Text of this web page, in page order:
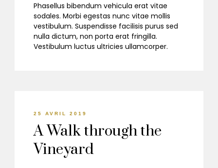
Phasellus bibendum vehicula erat vitae
sodales. Morbi egestas nunc vitae mollis
vestibulum. Suspendisse facilisis purus sed
nulla dictum, non porta erat fringilla.
Vestibulum luctus ultricies ullamcorper.
25 AVRIL 2019
A Walk through the
Vineyard